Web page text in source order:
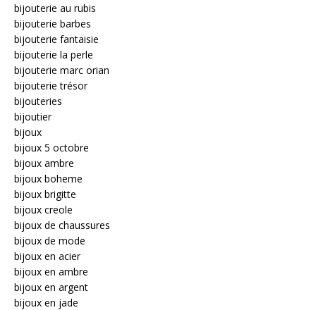
bijouterie au rubis
bijouterie barbes
bijouterie fantaisie
bijouterie la perle
bijouterie marc orian
bijouterie trésor
bijouteries
bijoutier
bijoux
bijoux 5 octobre
bijoux ambre
bijoux boheme
bijoux brigitte
bijoux creole
bijoux de chaussures
bijoux de mode
bijoux en acier
bijoux en ambre
bijoux en argent
bijoux en jade